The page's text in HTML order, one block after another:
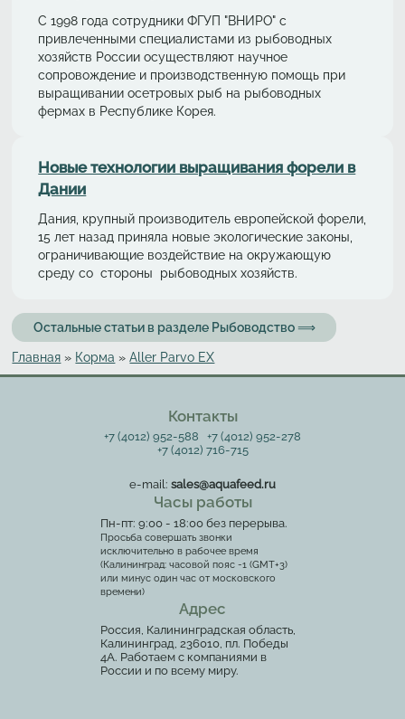
С 1998 года сотрудники ФГУП "ВНИРО" с
привлеченными специалистами из рыбоводных
хозяйств России осуществляют научное
сопровождение и производственную помощь при
выращивании осетровых рыб на рыбоводных
фермах в Республике Корея.
Новые технологии выращивания форели в
Дании
Дания, крупный производитель европейской форели,
15 лет назад приняла новые экологические законы,
ограничивающие воздействие на окружающую
среду со стороны рыбоводных хозяйств.
Остальные статьи в разделе Рыбоводство ⟹
Вы здесь
Главная » Корма »Aller Parvo EX
Контакты
+7 (4012) 952-588
+7 (4012) 952-278
+7 (4012) 716-715
e-mail: sales@aquafeed.ru
Часы работы
Пн-пт: 9:00 - 18:00 без перерыва.
Просьба совершать звонки
исключительно в рабочее время
(Калининград: часовой пояс -1 (GMT+3)
или минус один час от московского
времени)
Адрес
Россия, Калининградская область,
Калининград, 236010, пл. Победы
4А. Работаем с компаниями в
России и по всему миру.